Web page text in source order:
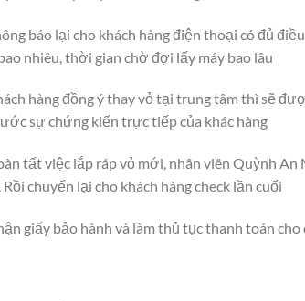
báo lại cho khách hàng điện thoại có đủ
nhiêu, thời gian chờ đợi lấy máy bao lâu
hàng đồng ý thay vỏ tại trung tâm thì sẽ
sự chứng kiến trực tiếp của khác hàng
tất việc lắp ráp vỏ mới, nhân viên Quỳnh
Rồi chuyển lại cho khách hàng check lần cuối
giấy bảo hành và làm thủ tục thanh toán